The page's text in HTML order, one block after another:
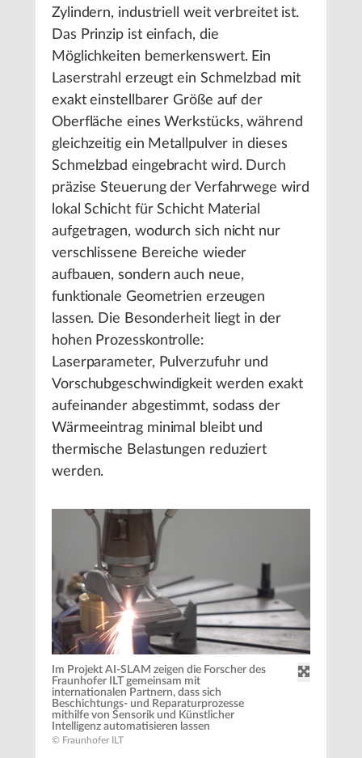
Zylindern, industriell weit verbreitet ist.
Das Prinzip ist einfach, die
Möglichkeiten bemerkenswert. Ein
Laserstrahl erzeugt ein Schmelzbad mit
exakt einstellbarer Größe auf der
Oberfläche eines Werkstücks, während
gleichzeitig ein Metallpulver in dieses
Schmelzbad eingebracht wird. Durch
präzise Steuerung der Verfahrwege wird
lokal Schicht für Schicht Material
aufgetragen, wodurch sich nicht nur
verschlissene Bereiche wieder
aufbauen, sondern auch neue,
funktionale Geometrien erzeugen
lassen. Die Besonderheit liegt in der
hohen Prozesskontrolle:
Laserparameter, Pulverzufuhr und
Vorschubgeschwindigkeit werden exakt
aufeinander abgestimmt, sodass der
Wärmeeintrag minimal bleibt und
thermische Belastungen reduziert
werden.
Im Projekt AI-SLAM zeigen die Forscher des
Fraunhofer ILT gemeinsam mit
internationalen Partnern, dass sich
Beschichtungs- und Reparaturprozesse
mithilfe von Sensorik und Künstlicher
Intelligenz automatisieren lassen
© Fraunhofer ILT